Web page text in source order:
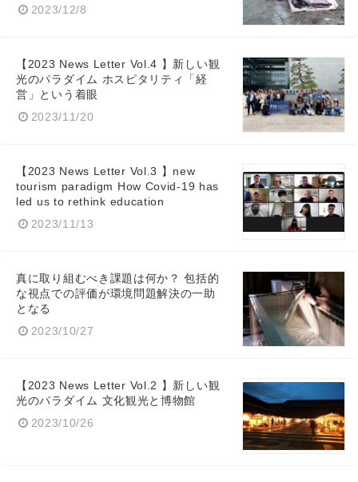
2023/12/8
【2023 News Letter Vol.4 】新しい観
光のパラダイム ホスピタリティ「経
営」という着眼
2023/11/20
【2023 News Letter Vol.3 】new
tourism paradigm How Covid-19 has
led us to rethink education
2023/11/13
真に取り組むべき課題は何か？ 包括的
な視点での評価が環境問題解決の一助
となる
2023/10/27
【2023 News Letter Vol.2 】新しい観
光のパラダイム 文化観光と博物館
2023/10/26